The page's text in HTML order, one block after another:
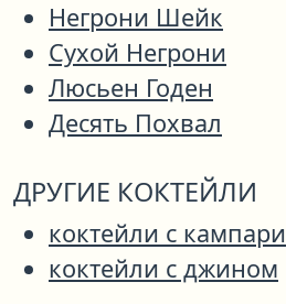
Негрони Шейк
Сухой Негрони
Люсьен Годен
Десять Похвал
ДРУГИЕ КОКТЕЙЛИ
коктейли с кампари
коктейли с джином